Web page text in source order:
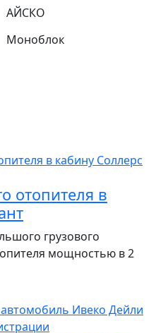
АЙСКО
Моноблок
отопителя в
грузового
мощностью в 2